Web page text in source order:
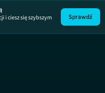
i ciesz się szybszym
Sprawdź